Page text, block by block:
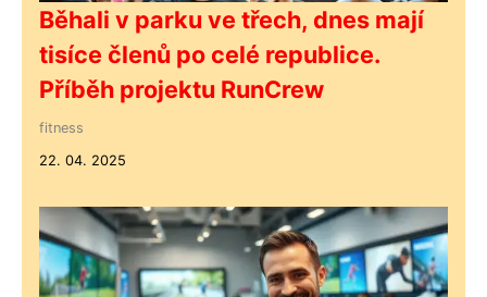
Běhali v parku ve třech, dnes mají
tisíce členů po celé republice.
Příběh projektu RunCrew
fitness
22. 04. 2025